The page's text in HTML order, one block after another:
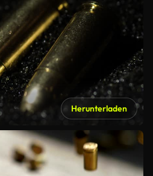
Herunterladen